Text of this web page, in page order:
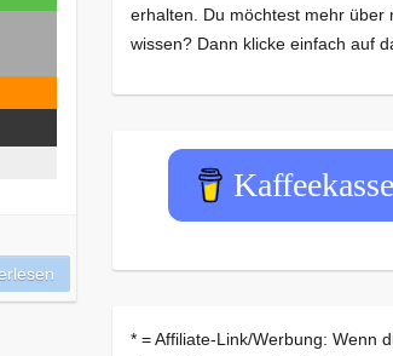
erhalten. Du möchtest mehr über
wissen? Dann klicke einfach auf
Kaffeekasse
* = Affiliate-Link/Werbung: Wenn